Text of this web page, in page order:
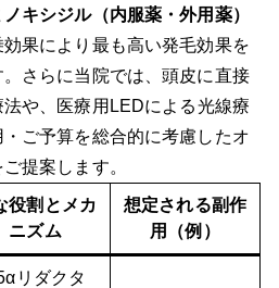
ノキシジル（内服薬・外用薬）
果により最も高い発毛効果を
さらに当院では、頭皮に直接
や、医療用LEDによる光線療
ご予算を総合的に考慮したオ
提案します。
役割とメカ
ニズム
想定される副作
用（例）
リダクタ